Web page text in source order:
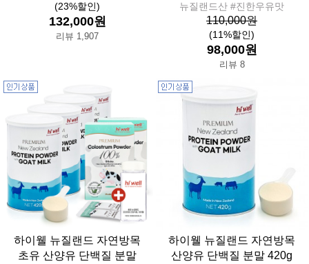
(23%할인)
132,000원
리뷰 1,907
뉴질랜드산 #진한우유맛
110,000원
(11%할인)
98,000원
리뷰 8
하이웰 뉴질랜드 자연방목
초유 산양유 단백질 분말
하이웰 뉴질랜드 자연방목
산양유 단백질 분말 420g